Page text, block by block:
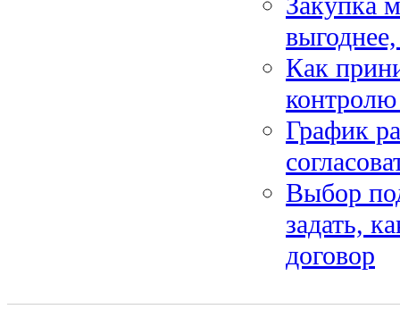
Как
контролю
График
Выбор
задать,
договор